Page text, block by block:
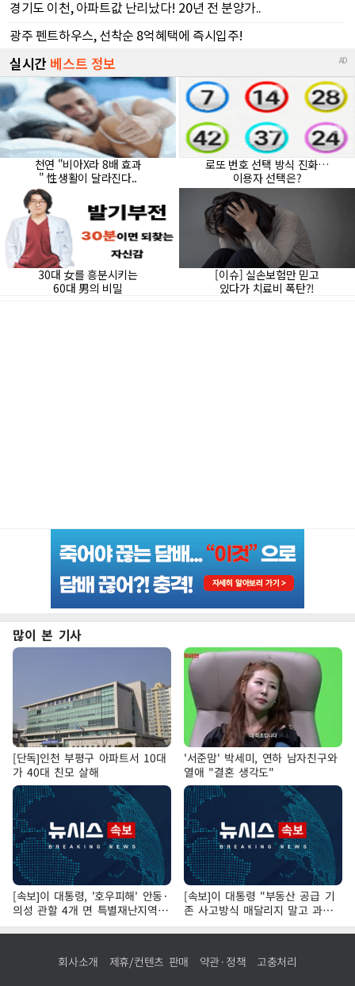
많이 본 기사
[단독]인천 부평구 아파트서 10대
가 40대 친모 살해
'서준맘' 박세미, 연하 남자친구와
열애 "결혼 생각도"
[속보]이 대통령, '호우피해' 안동·
의성 관할 4개 면 특별재난지역
선포
[속보]이 대통령 "부동산 공급 기
존 사고방식 매달리지 말고 과감
히 실천"
회사소개 제휴/컨텐츠 판매 약관·정책 고충처리